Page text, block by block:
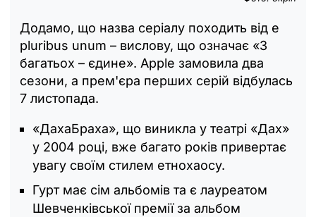
Додамо, що назва серіалу походить від e
pluribus unum – вислову, що означає «З
багатьох – єдине». Apple замовила два
сезони, а прем'єра перших серій відбулась
7 листопада.
«ДахаБраха», що виникла у театрі «Дах»
у 2004 році, вже багато років привертає
увагу своїм стилем етнохаосу.
Гурт має сім альбомів та є лауреатом
Шевченківської премії за альбом